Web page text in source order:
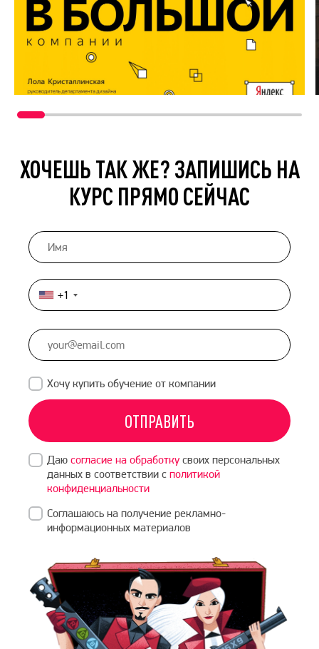
ХОЧЕШЬ ТАК ЖЕ? ЗАПИШИСЬ НА
КУРС ПРЯМО СЕЙЧАС
United
States
+1
+1
Хочу купить обучение от компании
ОТПРАВИТЬ
Даю согласие на обработкусвоих персональных
данных в соответствии с политикой
конфиденциальности
Соглашаюсь на получение рекламно-
информационных материалов